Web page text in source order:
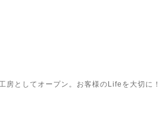
房としてオープン。お客様のLifeを大切に！